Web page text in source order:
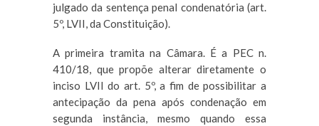
julgado da sentença penal condenatória (art.
5º, LVII, da Constituição).
A primeira tramita na Câmara. É a PEC n.
410/18, que propõe alterar diretamente o
inciso LVII do art. 5º, a fim de possibilitar a
antecipação da pena após condenação em
segunda instância, mesmo quando essa